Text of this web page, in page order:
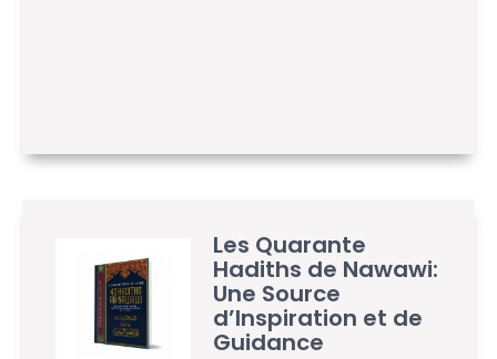
Les Quarante
Hadiths de Nawawi:
Une Source
d’Inspiration et de
Guidance